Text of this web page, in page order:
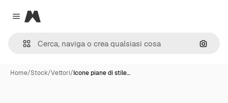
Close menu
Magnific
Cerca
Home/Stock/Vettori/Icone piane di stile…